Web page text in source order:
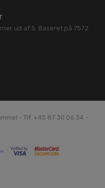
ud af 5. Baseret på 7572
- Tlf. +45 87 30 06 34 -